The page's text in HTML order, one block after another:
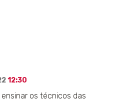
12:30
os técnicos das